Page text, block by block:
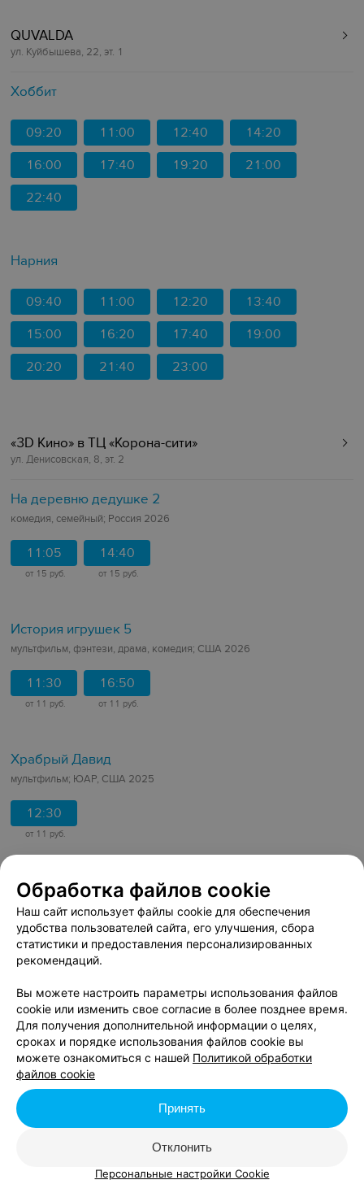
QUVALDA
ул. Куйбышева, 22, эт. 1
Хоббит
09:20 11:00 12:40
14:20
16:00
17:40 19:20
21:00
22:40
Нарния
09:40 11:00 12:20
13:40
15:00
16:20 17:40
19:00
20:20
21:40 23:00
«3D Кино» в ТЦ «Корона-сити»
ул. Денисовская, 8, эт. 2
На деревню дедушке 2
комедия, семейный; Россия 2026
11:05
от 15 руб.
14:40
от 15 руб.
История игрушек 5
мультфильм, фэнтези, драма, комедия; США 2026
11:30
от 11 руб.
16:50
от 11 руб.
Храбрый Давид
мультфильм; ЮАР, США 2025
12:30
от 11 руб.
Миньоны и монстры
мультфильм, фантастика, комедия; США 2026
13:00
от 15 руб.
18:50
от 17 руб.
Смешарики сквозь вселенные
фантастика, комедия, приключения; Россия 2026
16:30
от 11 руб.
ул. Куйбышева, 22, пом. 131
Обработка файлов cookie
Наш сайт использует файлы cookie для обеспечения
удобства пользователей сайта, его улучшения, сбора
статистики и предоставления персонализированных
рекомендаций.
Вы можете настроить параметры использования файлов
cookie или изменить свое согласие в более позднее время.
Для получения дополнительной информации о целях,
сроках и порядке использования файлов cookie вы
можете ознакомиться с нашей Политикой обработки
файлов cookie
Отклонить
Принять
Персональные настройки Cookie